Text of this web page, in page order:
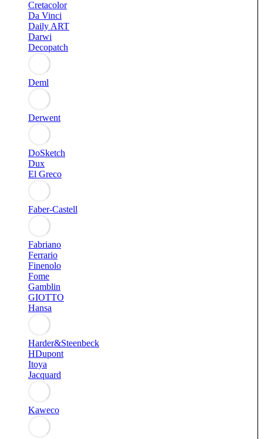
Cretacolor
Da Vinci
Daily ART
Darwi
Decopatch
Deml
Derwent
DoSketch
Dux
El Greco
Faber-Castell
Fabriano
Ferrario
Finenolo
Fome
Gamblin
GIOTTO
Hansa
Harder&Steenbeck
HDupont
Itoya
Jacquard
Kaweco